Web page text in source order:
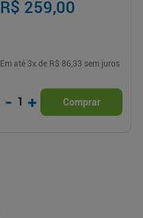
R$ 259,00
Em até 3x de R$ 86,33 sem juros
- 1 + Comprar